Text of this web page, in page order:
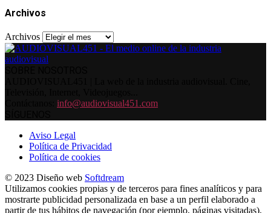
Archivos
Archivos
info@audiovisual451.com
Aviso Legal
Política de Privacidad
Política de cookies
© 2023 Diseño web Softdream
Utilizamos cookies propias y de terceros para fines analíticos y para
mostrarte publicidad personalizada en base a un perfil elaborado a
partir de tus hábitos de navegación (por ejemplo, páginas visitadas).